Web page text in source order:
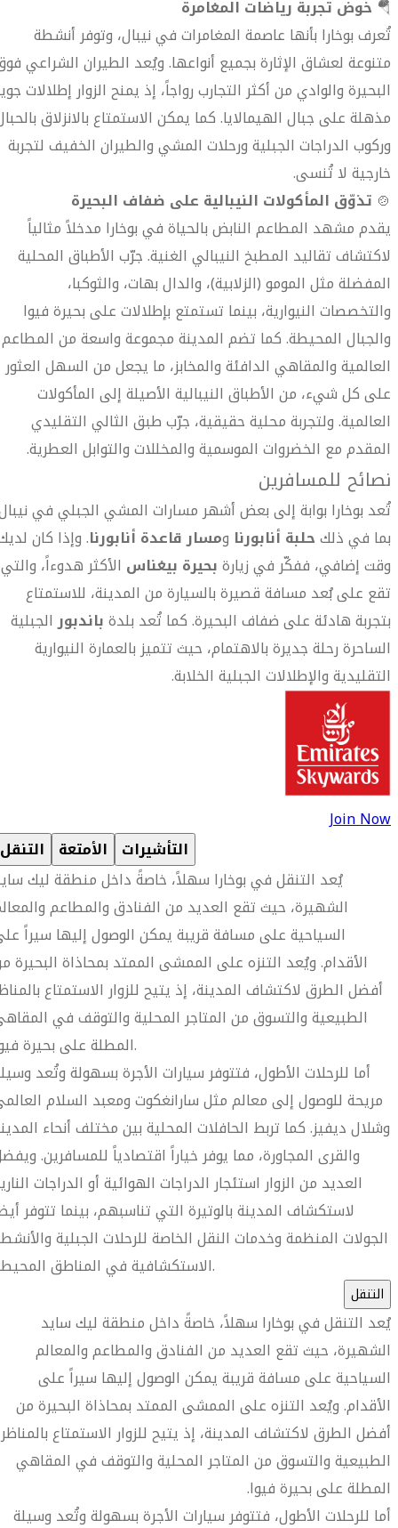
🪂 خوض تجربة رياضات المغامرة
تُعرف بوخارا بأنها عاصمة المغامرات في نيبال، وتوفر أنشطة
متنوعة لعشاق الإثارة بجميع أنواعها. ويُعد الطيران الشراعي
البحيرة والوادي من أكثر التجارب رواجاً، إذ يمنح الزوار إطلالات
مذهلة على جبال الهيمالايا. كما يمكن الاستمتاع بالانزلاق
وركوب الدراجات الجبلية ورحلات المشي والطيران الخفيف لتجربة
خارجية لا تُنسى.
🍲 تذوّق المأكولات النيبالية على ضفاف البحيرة
يقدم مشهد المطاعم النابض بالحياة في بوخارا مدخلاً مثالياً
لاكتشاف تقاليد المطبخ النيبالي الغنية. جرّب الأطباق المحلية
المفضلة مثل المومو (الزلابية)، والدال بهات، والثوكبا،
والتخصصات النيوارية، بينما تستمتع بإطلالات على بحيرة فيوا
والجبال المحيطة. كما تضم المدينة مجموعة واسعة من المطاعم
العالمية والمقاهي الدافئة والمخابز، ما يجعل من السهل العثور
على كل شيء، من الأطباق النيبالية الأصيلة إلى المأكولات
العالمية. ولتجربة محلية حقيقية، جرّب طبق الثالي التقليدي
المقدم مع الخضروات الموسمية والمخللات والتوابل العطرية.
نصائح للمسافرين
تُعد بوخارا بوابة إلى بعض أشهر مسارات المشي الجبلي في
بما في ذلكحلبة أنابورنا ومسار قاعدة أنابورنا. وإذا كان
وقت إضافي، ففكّر في زيارةبحيرة بيغناس الأكثر هدوءاً، والتي
تقع على بُعد مسافة قصيرة بالسيارة من المدينة، للاستمتاع
بتجربة هادئة على ضفاف البحيرة. كما تُعد بلدةباندبورالجبلية
الساحرة رحلة جديرة بالاهتمام، حيث تتميز بالعمارة النيوارية
التقليدية والإطلالات الجبلية الخلابة.
Join Now
التنقل الأمتعة التأشيرات
يُعد التنقل في بوخارا سهلاً، خاصةً داخل منطقة ليك
الشهيرة، حيث تقع العديد من الفنادق والمطاعم
السياحية على مسافة قريبة يمكن الوصول إليها سيراً
الأقدام. ويُعد التنزه على الممشى الممتد بمحاذاة البحيرة
أفضل الطرق لاكتشاف المدينة، إذ يتيح للزوار الاستمتاع
الطبيعية والتسوق من المتاجر المحلية والتوقف في
المطلة على بحيرة فيوا.
أما للرحلات الأطول، فتتوفر سيارات الأجرة بسهولة وتُعد
مريحة للوصول إلى معالم مثل سارانغكوت ومعبد السلام
وشلال ديفيز. كما تربط الحافلات المحلية بين مختلف أنحاء
والقرى المجاورة، مما يوفر خياراً اقتصادياً للمسافرين.
العديد من الزوار استئجار الدراجات الهوائية أو الدراجات
لاستكشاف المدينة بالوتيرة التي تناسبهم، بينما تتوفر
الجولات المنظمة وخدمات النقل الخاصة للرحلات الجبلية
الاستكشافية في المناطق المحيطة.
التنقل
يُعد التنقل في بوخارا سهلاً، خاصةً داخل منطقة ليك سايد
الشهيرة، حيث تقع العديد من الفنادق والمطاعم والمعالم
السياحية على مسافة قريبة يمكن الوصول إليها سيراً على
الأقدام. ويُعد التنزه على الممشى الممتد بمحاذاة البحيرة من
أفضل الطرق لاكتشاف المدينة، إذ يتيح للزوار الاستمتاع بالمناظر
الطبيعية والتسوق من المتاجر المحلية والتوقف في المقاهي
المطلة على بحيرة فيوا.
أما للرحلات الأطول، فتتوفر سيارات الأجرة بسهولة وتُعد وسيلة